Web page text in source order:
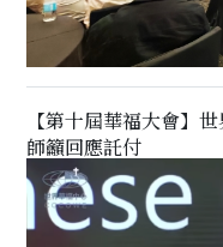
【第十屆華福大會】
師籲回應託付